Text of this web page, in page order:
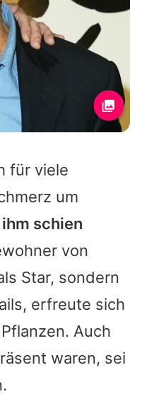
für viele
um
schien
von
Star, sondern
erfreute sich
Auch
waren, sei